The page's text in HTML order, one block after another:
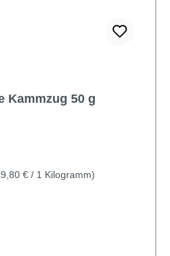
Kammzug 50 g
€ / 1 Kilogramm)